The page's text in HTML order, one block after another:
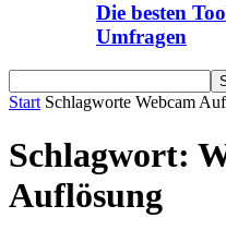
Die besten
Umfragen
Start Schlagworte Webcam
Schlagwort:
Auflösung